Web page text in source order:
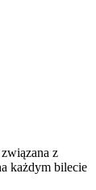
z
każdym bilecie